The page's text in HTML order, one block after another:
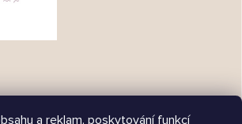
a reklam, poskytování funkcí